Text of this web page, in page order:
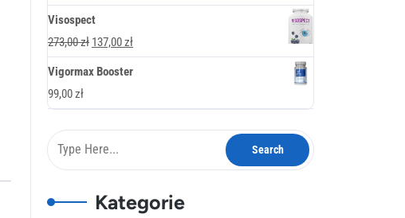
378,00 zł.189,00 zł.
wynosiła:
247,00 zł.137,00 zł.
Visospect
273,00zł Pierwotna
cena
273,00 zł.
137,00złAktualna
137,00 zł.
Vigormax Booster
99,00zł
Kategorie